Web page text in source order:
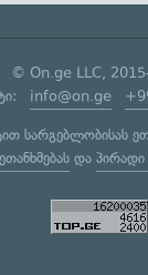
© On.ge LLC,
info@on.ge
სარგებლობისას
და პირადი